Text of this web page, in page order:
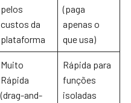
pelos
custos da
plataforma
(paga
apenas o
que usa)
Muito
Rápida
(drag-and-
Rápida para
funções
isoladas